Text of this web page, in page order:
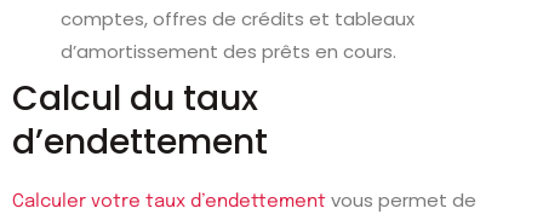
comptes, offres de crédits et tableaux
d’amortissement des prêts en cours.
Calcul du taux
d’endettement
Calculer votre taux d’endettement vous permet de